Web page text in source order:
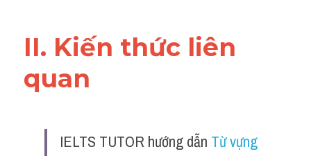
Cách dùng từ
Từ vựng theo tiền tố
Ngân hàng đề thi máy
II. Kiến thức liên
quan
IELTS TUTOR hướng dẫn Từ vựng